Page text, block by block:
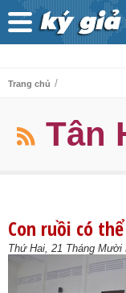
Trang chủ /
Tân
Con ruồi có
Thứ Hai, 21 Tháng Mười